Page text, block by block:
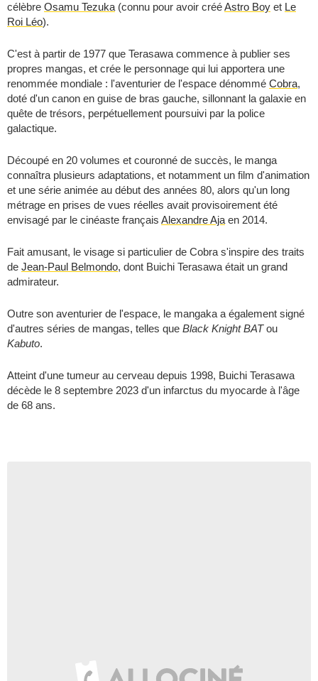
célèbre Osamu Tezuka (connu pour avoir crééAstro Boy et Le
Roi Léo).
C'est à partir de 1977 que Terasawa commence à publier ses
propres mangas, et crée le personnage qui lui apportera une
renommée mondiale : l'aventurier de l'espace dénommé Cobra,
doté d'un canon en guise de bras gauche, sillonnant la galaxie en
quête de trésors, perpétuellement poursuivi par la police
galactique.
Découpé en 20 volumes et couronné de succès, le manga
connaîtra plusieurs adaptations, et notamment un film d'animation
et une série animée au début des années 80, alors qu'un long
métrage en prises de vues réelles avait provisoirement été
envisagé par le cinéaste français Alexandre Aja en 2014.
Fait amusant, le visage si particulier de Cobra s'inspire des traits
de Jean-Paul Belmondo, dont Buichi Terasawa était un grand
admirateur.
Outre son aventurier de l'espace, le mangaka a également signé
d'autres séries de mangas, telles que Black Knight BATou
Kabuto.
Atteint d'une tumeur au cerveau depuis 1998, Buichi Terasawa
décède le 8 septembre 2023 d'un infarctus du myocarde à l'âge
de 68 ans.